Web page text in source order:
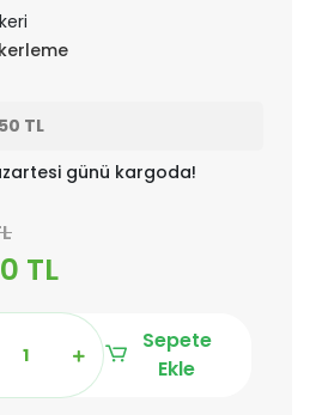
TL
günü kargoda!
TL
Sepete
Ekle